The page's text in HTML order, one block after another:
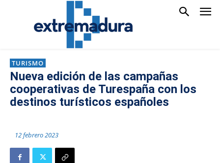
TURISMO
Nueva edición de las campañas
cooperativas de Turespaña con los
destinos turísticos españoles
12 febrero 2023